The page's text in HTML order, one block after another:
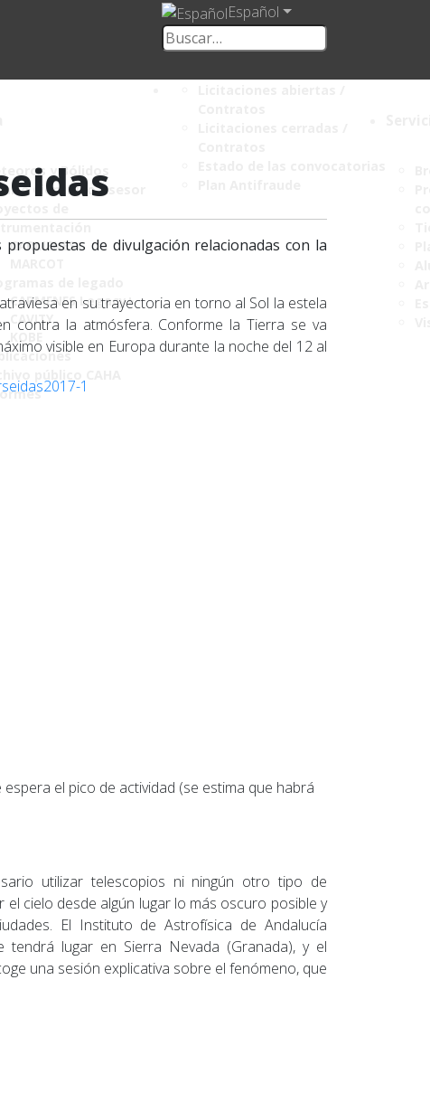
Español
y Bólidos
Científico Asesor
CARMENES+
CARMENES Legacy+
CAVITY
KOBE
de divulgación relacionadas con la
en su trayectoria en torno al Sol la estela
contra la atmósfera. Conforme la Tierra se va
visible en Europa durante la noche del 12 al
el pico de actividad (se estima que habrá
utilizar telescopios ni ningún otro tipo de
cielo desde algún lugar lo más oscuro posible y
El Instituto de Astrofísica de Andalucía
tendrá lugar en Sierra Nevada (Granada), y el
una sesión explicativa sobre el fenómeno, que